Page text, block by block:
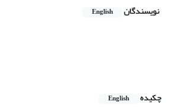
نویسندگان English
چکیده
English